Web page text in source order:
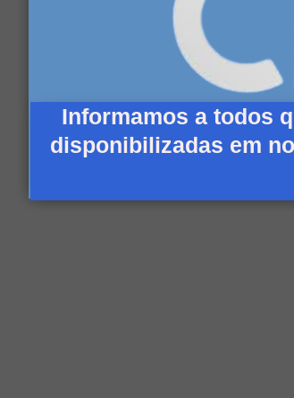
Informamos a todos
disponibilizadas em